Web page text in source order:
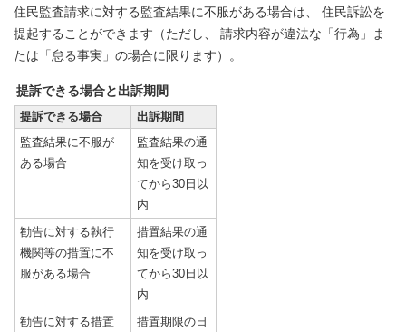
住民監査請求に対する監査結果に不服がある場合は、 住民訴訟を
提起することができます（ただし、 請求内容が違法な「行為」ま
たは「怠る事実」の場合に限ります）。
提訴できる場合と出訴期間
提訴できる場合
出訴期間
監査結果に不服が
ある場合
監査結果の通
知を受け取っ
てから30日以
内
勧告に対する執行
機関等の措置に不
服がある場合
措置結果の通
知を受け取っ
てから30日以
内
勧告に対する措置
措置期限の日